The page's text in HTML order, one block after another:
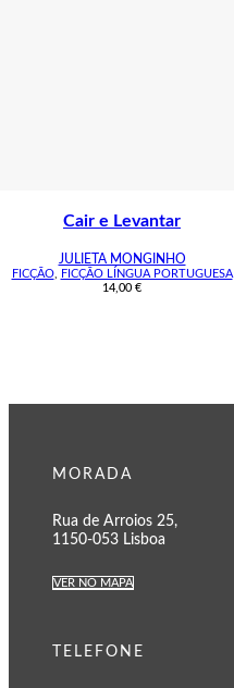
Cair e Levantar
JULIETA MONGINHO
FICÇÃO,
FICÇÃO LÍNGUA PORTUGUESA
14,00 €
MORADA
Rua de Arroios 25,
1150-053 Lisboa
VER NO MAPA
TELEFONE